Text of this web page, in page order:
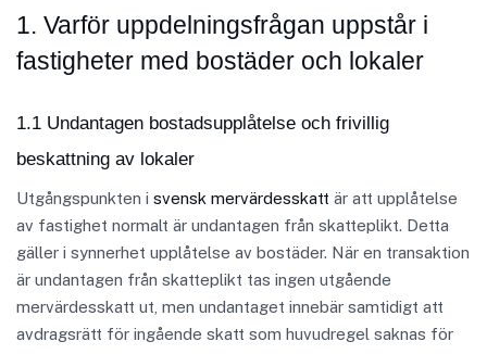
1. Varför uppdelningsfrågan uppstår i
fastigheter med bostäder och lokaler
1.1 Undantagen bostadsupplåtelse och frivillig
beskattning av lokaler
Utgångspunkten i svensk mervärdesskatt är att upplåtelse
av fastighet normalt är undantagen från skatteplikt. Detta
gäller i synnerhet upplåtelse av bostäder. När en transaktion
är undantagen från skatteplikt tas ingen utgående
mervärdesskatt ut, men undantaget innebär samtidigt att
avdragsrätt för ingående skatt som huvudregel saknas för